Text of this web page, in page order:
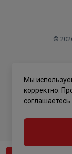
©
Мы
корректно.